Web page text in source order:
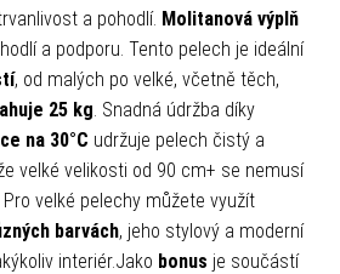
a pohodlí. Molitanová výplň
a podporu. Tento pelech je ideální
, od malých po velké, včetně těch,
25 kg. Snadná údržba díky
na 30°C udržuje pelech čistý a
velké velikosti od 90 cm+ se nemusí
velké pelechy můžete využít
barvách, jeho stylový a moderní
interiér.Jako bonus je součástí